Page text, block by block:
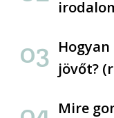
jövőt?
Mire